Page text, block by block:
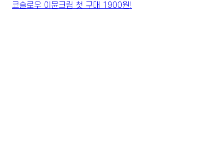
코슬로우 이뮨크림 첫 구매 1900원!